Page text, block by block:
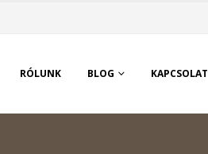
RÓLUNK BLOG KAPCSOLAT